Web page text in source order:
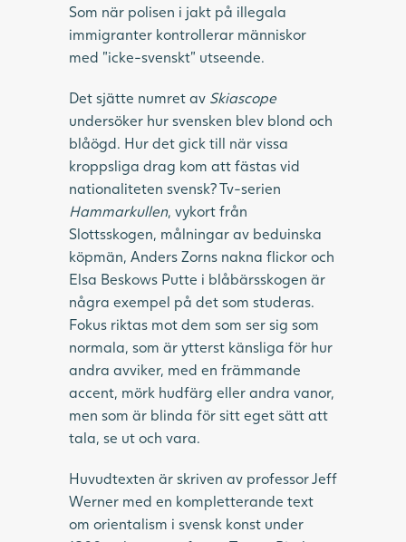
Som när polisen i jakt på illegala
immigranter kontrollerar människor
med ”icke-svenskt” utseende.
Det sjätte numret av Skiascope
undersöker hur svensken blev blond och
blåögd. Hur det gick till när vissa
kroppsliga drag kom att fästas vid
nationaliteten svensk? Tv-serien
Hammarkullen, vykort från
Slottsskogen, målningar av beduinska
köpmän, Anders Zorns nakna flickor och
Elsa Beskows Putte i blåbärsskogen är
några exempel på det som studeras.
Fokus riktas mot dem som ser sig som
normala, som är ytterst känsliga för hur
andra avviker, med en främmande
accent, mörk hudfärg eller andra vanor,
men som är blinda för sitt eget sätt att
tala, se ut och vara.
Huvudtexten är skriven av professor Jeff
Werner med en kompletterande text
om orientalism i svensk konst under